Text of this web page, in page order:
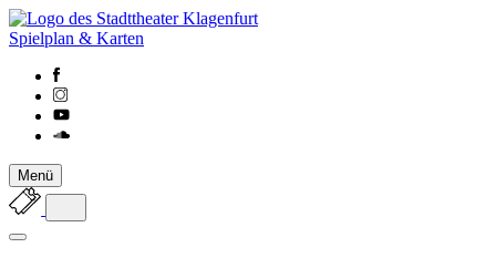
Spielplan & Karten
Menü